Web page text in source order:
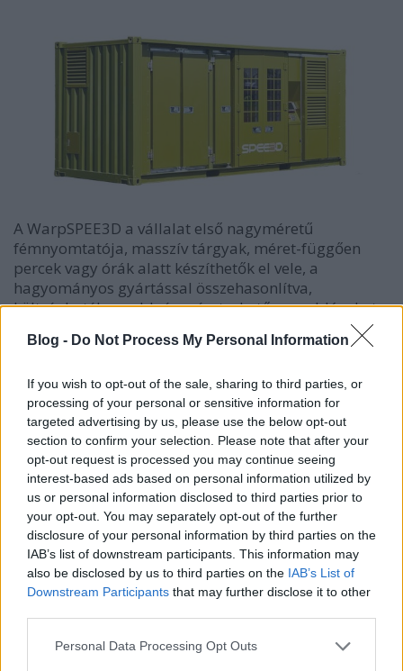
Blog - Do Not Process My Personal Information
If you wish to opt-out of the sale, sharing to third parties, or
processing of your personal or sensitive information for
targeted advertising by us, please use the below opt-out
section to confirm your selection. Please note that after your
opt-out request is processed you may continue seeing
interest-based ads based on personal information utilized by
us or personal information disclosed to third parties prior to
your opt-out. You may separately opt-out of the further
disclosure of your personal information by third parties on the
IAB’s list of downstream participants. This information may
also be disclosed by us to third parties on the IAB’s List of
Downstream Participants that may further disclose it to other
Please note that this website/app uses one or more Google
Personal Data Processing Opt Outs
A WarpSPEE3D a vállalat első nagyméretű
fémnyomtatója, masszív tárgyak, méret-függően
percek vagy órák alatt készíthetők el vele, a
hagyományos gyártással összehasonlítva,
költséghatékonyabb és méretezhető megoldásokat
Az XSPEE3D a cég szabadalmaztatott hidegfúvásos
technológiáján alapuló robusztus megoldásokat
kínál, szállítókonténer egységbe integrált kiegészítő
berendezésekkel.
Mindkét rendszer távirányítható, a fémnyomatok a
helyszínen, kihelyezve és kívánság szerint ( on-
A vállalatvezetés érthetően örül, hogy a régió más